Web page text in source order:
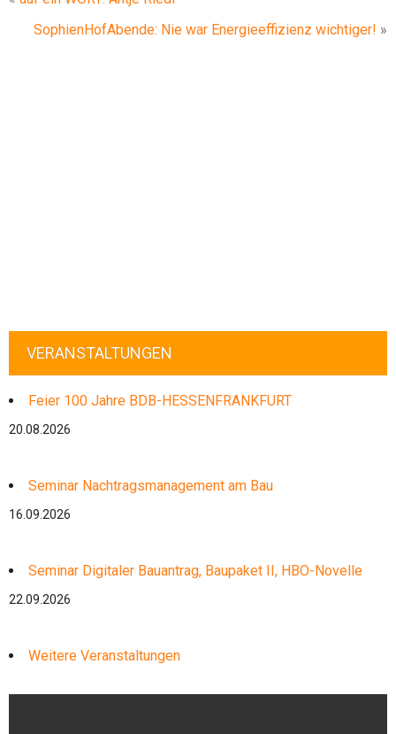
SophienHofAbende: Nie war Energieeffizienz wichtiger! »
VERANSTALTUNGEN
Feier 100 Jahre BDB-HESSENFRANKFURT
20.08.2026
Seminar Nachtragsmanagement am Bau
16.09.2026
Seminar Digitaler Bauantrag, Baupaket II, HBO-Novelle
22.09.2026
Weitere Veranstaltungen